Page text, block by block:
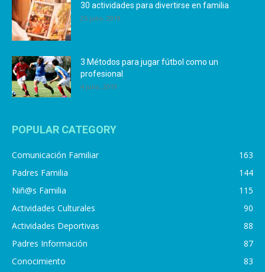
30 actividades para divertirse en familia
25 julio, 2019
3 Métodos para jugar fútbol como un
profesional
4 julio, 2019
POPULAR CATEGORY
Comunicación Familiar
163
Padres Familia
144
Niñ@s Familia
115
Actividades Culturales
90
Actividades Deportivas
88
Padres Información
87
Conocimiento
83